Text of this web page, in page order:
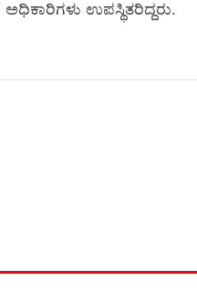
ಉಪಸ್ಥಿತರಿದ್ದರು.